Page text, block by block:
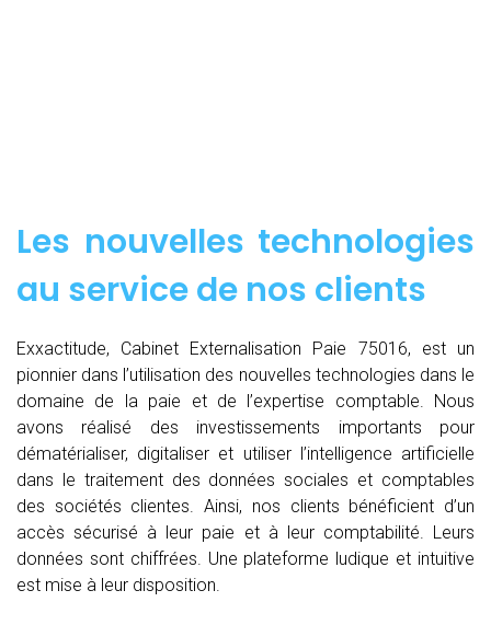
Les nouvelles technologies
au service de nos clients
Exxactitude, Cabinet Externalisation Paie 75016, est un
pionnier dans l’utilisation des nouvelles technologies dans le
domaine de la paie et de l’expertise comptable. Nous
avons réalisé des investissements importants pour
dématérialiser, digitaliser et utiliser l’intelligence artificielle
dans le traitement des données sociales et comptables
des sociétés clientes. Ainsi, nos clients bénéficient d’un
accès sécurisé à leur paie et à leur comptabilité. Leurs
données sont chiffrées. Une plateforme ludique et intuitive
est mise à leur disposition.